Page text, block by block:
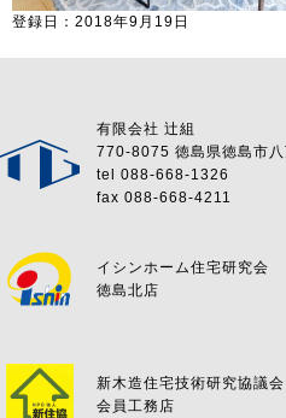
登録日：2018年9月19日
有限会社 辻組
770-8075 徳島県徳島市
tel 088-668-1326
fax 088-668-4211
イシンホーム住宅研究会
徳島北店
新木造住宅技術研究協議会
会員工務店